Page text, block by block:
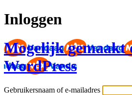
Inloggen
Mogelijk gemaakt
WordPress
Gebruikersnaam of e-mailadres